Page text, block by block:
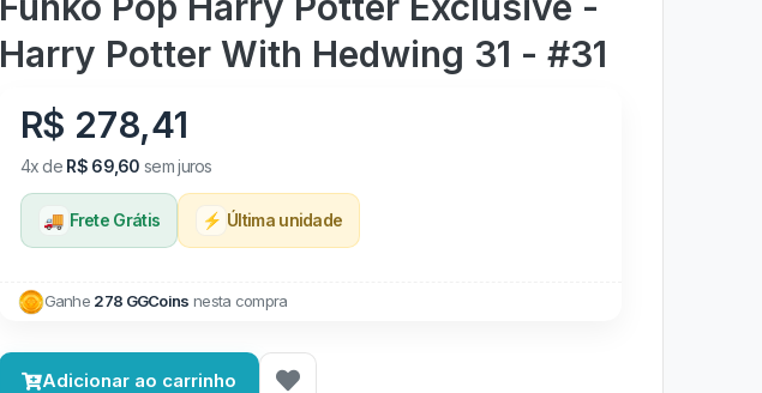
Harry Potter With Hedwing 31 - #31
R$ 278,41
4x de R$ 69,60 sem juros
🚚 Frete Grátis ⚡ Última unidade
Ganhe 278 GGCoins nesta compra
Adicionar ao carrinho